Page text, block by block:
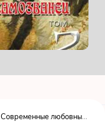
Современные любовные романы